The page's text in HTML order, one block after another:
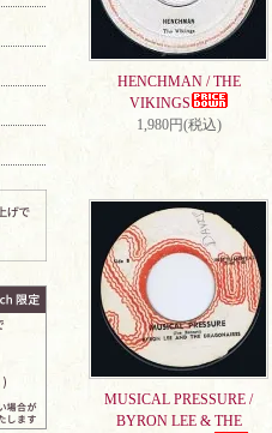
HENCHMAN / THE
VIKINGS
1,980円(税込)
MUSICAL PRESSURE /
BYRON LEE & THE